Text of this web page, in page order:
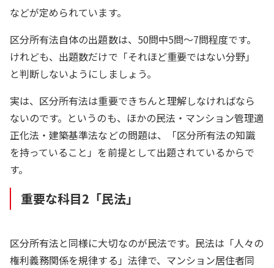
などが定められています。
区分所有法自体の出題数は、50問中5問〜7問程度です。
けれども、出題数だけで「それほど重要ではない分野」
と判断しないようにしましょう。
実は、区分所有法は重要できちんと理解しなければなら
ないのです。というのも、ほかの民法・マンション管理適
正化法・建築基準法などの問題は、「区分所有法の知識
を持っていること」を前提として出題されているからで
す。
重要な科目2「民法」
区分所有法と同様に大切なのが民法です。民法は「人々の
権利義務関係を規律する」法律で、マンション居住者同